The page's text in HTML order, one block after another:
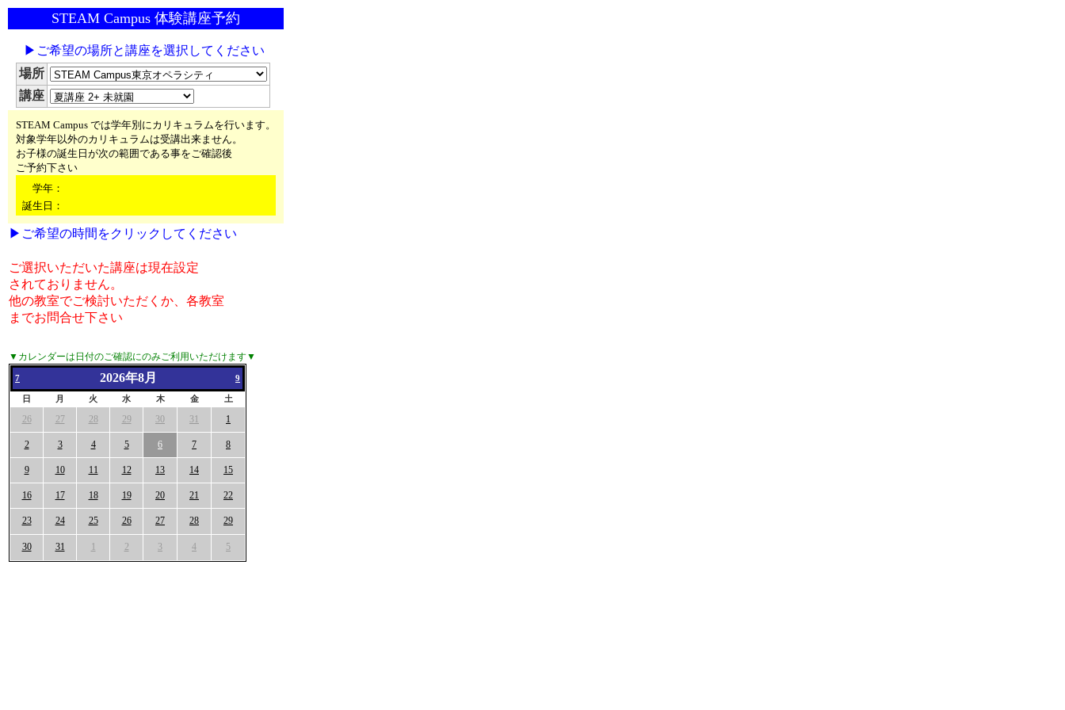
STEAM Campus 体験講座予約
▶ご希望の場所と講座を選択してください
場所
講座
STEAM Campus では学年別にカリキュラムを行います。
対象学年以外のカリキュラムは受講出来ません。
お子様の誕生日が次の範囲である事をご確認後
ご予約下さい
学年：
誕生日：
▶ご希望の時間をクリックしてください
ご選択いただいた講座は現在設定
されておりません。
他の教室でご検討いただくか、各教室
までお問合せ下さい
▼カレンダーは日付のご確認にのみご利用いただけます▼
7 2026年8月 9
日 月 火 水 木 金 土
26 27 28 29 30 31 1
2 3 4 5 6 7 8
9 10 11 12 13 14 15
16 17 18 19 20 21 22
23 24 25 26 27 28 29
30 31 1 2 3 4 5